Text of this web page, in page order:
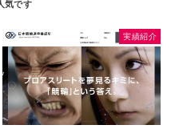
実績紹介